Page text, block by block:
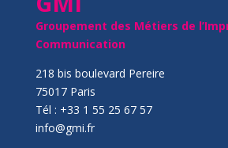
Groupement des Métiers de
Communication
218 bis boulevard Pereire
75017 Paris
Tél : +33 1 55 25 67 57
info@gmi.fr